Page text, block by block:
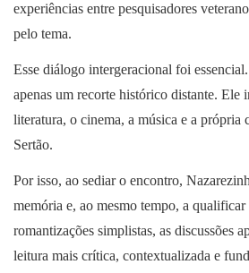
experiências entre pesquisadores
pelo tema.
Esse diálogo intergeracional foi
apenas um recorte histórico distante. Ele
literatura, o cinema, a música e a própria
Sertão.
Por isso, ao sediar o encontro,
memória e, ao mesmo tempo, a
romantizações simplistas, as discussões
leitura mais crítica, contextualizada e